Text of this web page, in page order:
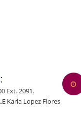
Ext. 2091.
Karla Lopez Flores